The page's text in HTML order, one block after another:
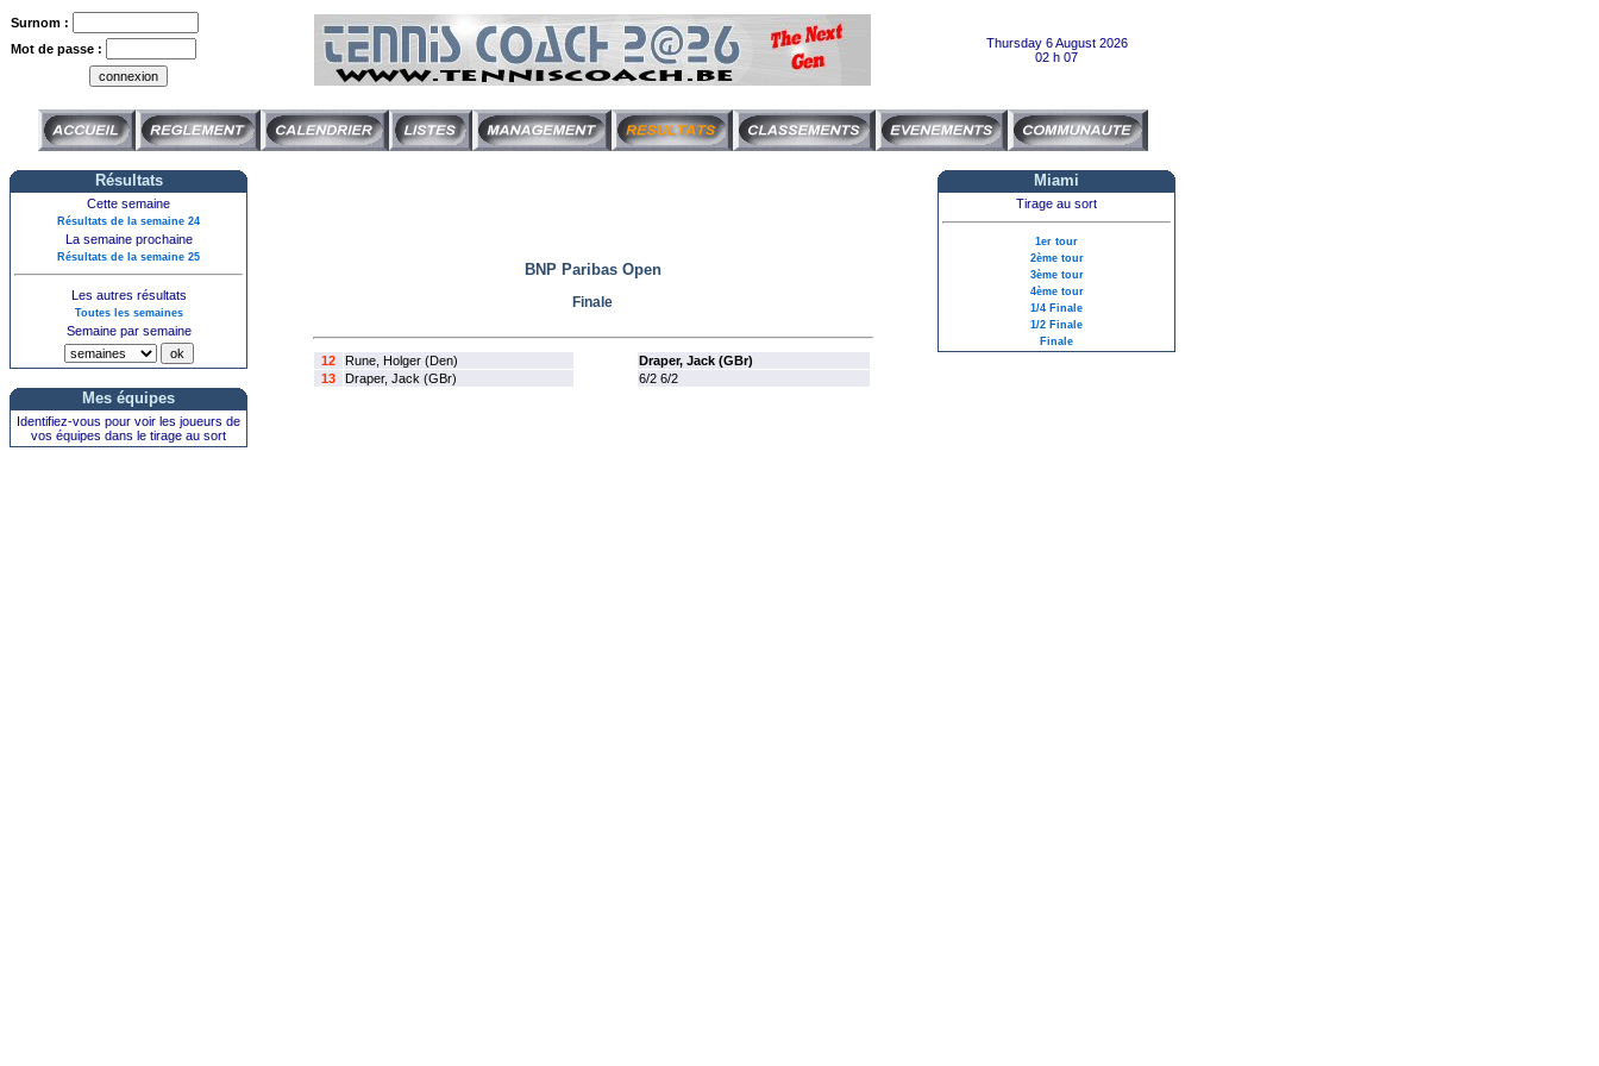
Surnom :
Mot de passe :
Thursday 6 August 2026
02 h 07
Résultats
Cette semaine
Résultats de la semaine 24
La semaine prochaine
Résultats de la semaine 25
Les autres résultats
Toutes les semaines
Semaine par semaine
Mes équipes
Identifiez-vous pour voir les joueurs de
vos équipes dans le tirage au sort
BNP Paribas Open
Finale
12 Rune, Holger (Den)
Draper, Jack (GBr)
13
Draper, Jack (GBr) 6/2 6/2
Miami
Tirage au sort
1er tour
2ème tour
3ème tour
4ème tour
1/4 Finale
1/2 Finale
Finale